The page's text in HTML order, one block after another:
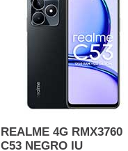
REALME 4G RMX3760
C53 NEGRO IU